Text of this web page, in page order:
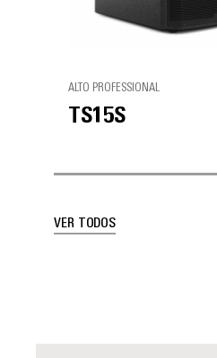
ALTO PROFESSIONAL
TS15S
VER TODOS